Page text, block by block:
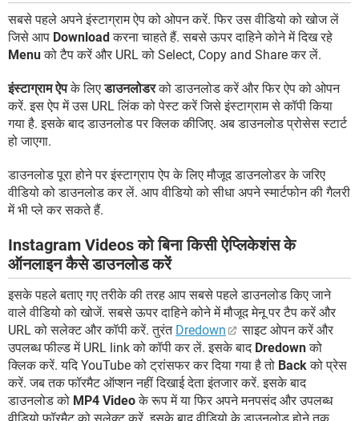
सबसे पहले अपने इंस्टाग्राम ऐप को ओपन करें. फिर उस वीडियो को खोज लें
जिसे आप Download करना चाहते हैं. सबसे ऊपर दाहिने कोने में दिख रहे
Menuको टैप करें और URL को Select, Copy and Share कर लें.
इंस्टाग्राम ऐपके लिएडाउनलोडरको डाउनलोड करें और फिर ऐप को ओपन
करें. इस ऐप में उस URL लिंक को पेस्ट करें जिसे इंस्टाग्राम से कॉपी किया
गया है. इसके बाद डाउनलोड पर क्लिक कीजिए. अब डाउनलोड प्रोसेस स्टार्ट
हो जाएगा.
डाउनलोड पूरा होने पर इंस्टाग्राप ऐप के लिए मौजूद डाउनलोडर के जरिए
वीडियो को डाउनलोड कर लें. आप वीडियो को सीधा अपने स्मार्टफोन की गैलरी
में भी प्ले कर सकते हैं.
Instagram Videos को बिना किसी ऐप्लिकेशंस के
ऑनलाइन कैसे डाउनलोड करें
इसके पहले बताए गए तरीके की तरह आप सबसे पहले डाउनलोड किए जाने
वाले वीडियो को खोजें. सबसे ऊपर दाहिने कोने में मौजूद मेनू पर टैप करें और
URL को सलेक्ट और कॉपी करें. तुरंत Dredown
साइट ओपन करें और
उपलब्ध फील्ड में URL link को कॉपी कर लें. इसके बाद Dredownको
क्लिक करें. यदि YouTube को ट्रांसफर कर दिया गया है तो Backको प्रेस
करें. जब तक फॉरमैट ऑप्शन नहीं दिखाई देता इंतजार करें. इसके बाद
डाउनलोड को MP4 Videoके रूप में या फिर अपने मनपसंद और उपलब्ध